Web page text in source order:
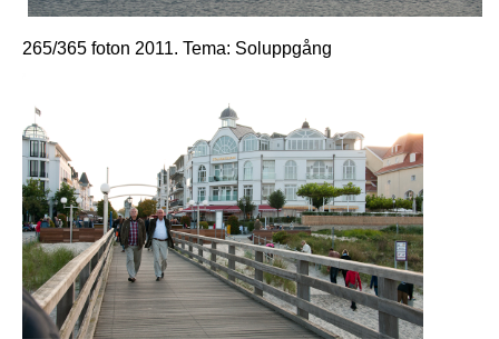
265/365 foton 2011. Tema: Soluppgång